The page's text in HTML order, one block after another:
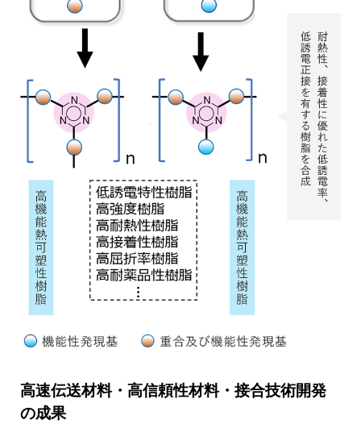
高速伝送材料・高信頼性材料・接合技術開発
の成果